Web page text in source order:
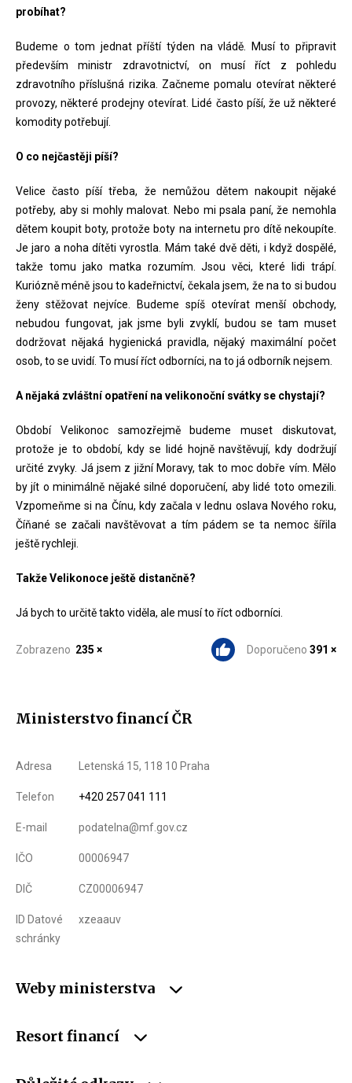
probíhat?
Budeme o tom jednat příští týden na vládě. Musí to připravit
především ministr zdravotnictví, on musí říct z pohledu
zdravotního příslušná rizika. Začneme pomalu otevírat některé
provozy, některé prodejny otevírat. Lidé často píší, že už některé
komodity potřebují.
O co nejčastěji píší?
Velice často píší třeba, že nemůžou dětem nakoupit nějaké
potřeby, aby si mohly malovat. Nebo mi psala paní, že nemohla
dětem koupit boty, protože boty na internetu pro dítě nekoupíte.
Je jaro a noha dítěti vyrostla. Mám také dvě děti, i když dospělé,
takže tomu jako matka rozumím. Jsou věci, které lidi trápí.
Kuriózně méně jsou to kadeřnictví, čekala jsem, že na to si budou
ženy stěžovat nejvíce. Budeme spíš otevírat menší obchody,
nebudou fungovat, jak jsme byli zvyklí, budou se tam muset
dodržovat nějaká hygienická pravidla, nějaký maximální počet
osob, to se uvidí. To musí říct odborníci, na to já odborník nejsem.
A nějaká zvláštní opatření na velikonoční svátky se chystají?
Období Velikonoc samozřejmě budeme muset diskutovat,
protože je to období, kdy se lidé hojně navštěvují, kdy dodržují
určité zvyky. Já jsem z jižní Moravy, tak to moc dobře vím. Mělo
by jít o minimálně nějaké silné doporučení, aby lidé toto omezili.
Vzpomeňme si na Čínu, kdy začala v lednu oslava Nového roku,
Číňané se začali navštěvovat a tím pádem se ta nemoc šířila
ještě rychleji.
Takže Velikonoce ještě distančně?
Já bych to určitě takto viděla, ale musí to říct odborníci.
Zobrazeno 235 × Doporučeno 391 ×
Ministerstvo financí ČR
Adresa Letenská 15, 118 10 Praha
Telefon +420 257 041 111
E-mail podatelna@mf.gov.cz
IČO 00006947
DIČ CZ00006947
ID Datové
schránky
xzeaauv
Weby ministerstva
Resort financí